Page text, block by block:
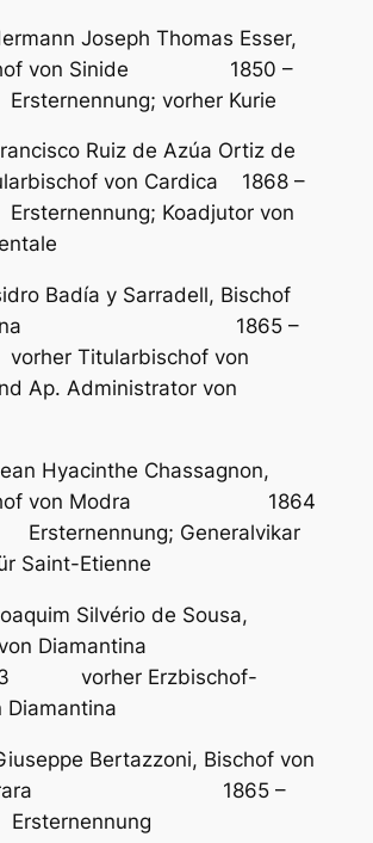
Joseph Thomas Esser,
von Sinide 1850 –
vorher Kurie
Ruiz de Azúa Ortiz de
von Cardica 1868 –
Koadjutor von
Badía y Sarradell, Bischof
1865 –
Titularbischof von
Ap. Administrator von
Hyacinthe Chassagnon,
von Modra 1864
Generalvikar
Saint-Etienne
Silvério de Sousa,
von Diamantina
vorher Erzbischof-
Diamantina
Bertazzoni, Bischof von
Carrara 1865 –